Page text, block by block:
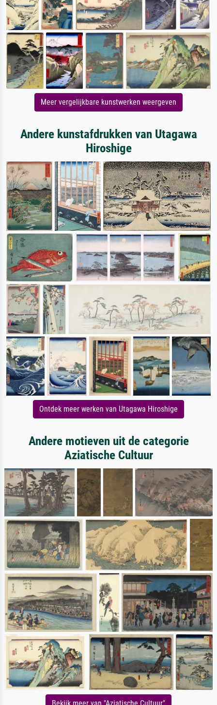
Meer vergelijkbare kunstwerken weergeven
Andere kunstafdrukken van Utagawa
Hiroshige
Ontdek meer werken van Utagawa Hiroshige
Andere motieven uit de categorie
Aziatische Cultuur